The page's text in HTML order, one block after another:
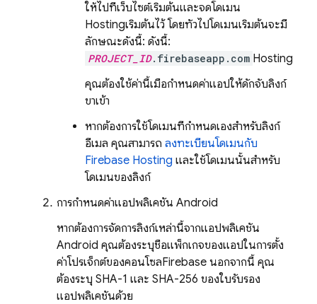
ให้ไปที่เว็บไซต์เริ่มต้นและจดโดเมน
Hostingเริ่มต้นไว้ โดยทั่วไปโดเมนเริ่มต้นจะมี
ลักษณะดังนี้: ดังนี้:
PROJECT_ID.firebaseapp.com Hosting
คุณต้องใช้ค่านี้เมื่อกำหนดค่าแอปให้ดักจับลิงก์
ขาเข้า
หากต้องการใช้โดเมนที่กำหนดเองสำหรับลิงก์
อีเมล คุณสามารถ ลงทะเบียนโดเมนกับ
Firebase Hosting และใช้โดเมนนั้นสำหรับ
โดเมนของลิงก์
การกำหนดค่าแอปพลิเคชัน Android
หากต้องการจัดการลิงก์เหล่านี้จากแอปพลิเคชัน
Android คุณต้องระบุชื่อแพ็กเกจของแอปในการตั้ง
ค่าโปรเจ็กต์ของคอนโซลFirebase นอกจากนี้ คุณ
ต้องระบุ SHA-1 และ SHA-256 ของใบรับรอง
แอปพลิเคชันด้วย